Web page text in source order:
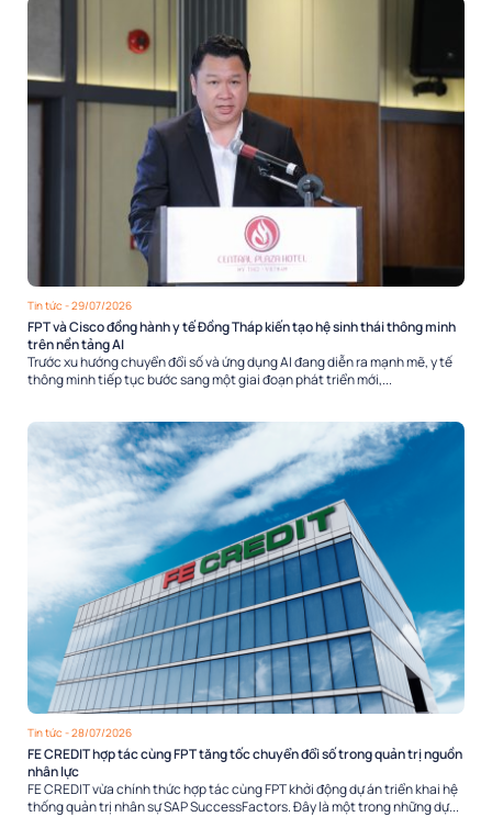
Tin tức - 29/07/2026
FPT và Cisco đồng hành y tế Đồng Tháp kiến tạo hệ sinh thái thông minh
trên nền tảng AI
Trước xu hướng chuyển đổi số và ứng dụng AI đang diễn ra mạnh mẽ, y tế
thông minh tiếp tục bước sang một giai đoạn phát triển mới,...
Tin tức - 28/07/2026
FE CREDIT hợp tác cùng FPT tăng tốc chuyển đổi số trong quản trị nguồn
nhân lực
FE CREDIT vừa chính thức hợp tác cùng FPT khởi động dự án triển khai hệ
thống quản trị nhân sự SAP SuccessFactors. Đây là một trong những dự...